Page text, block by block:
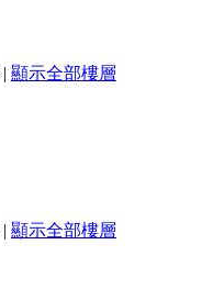
| 顯示全部樓層
| 顯示全部樓層